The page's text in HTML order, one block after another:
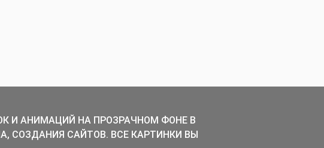
И АНИМАЦИЙ НА ПРОЗРАЧНОМ ФОНЕ В
СОЗДАНИЯ САЙТОВ. ВСЕ КАРТИНКИ ВЫ